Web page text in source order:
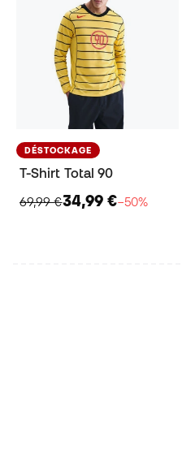
DÉSTOCKAGE
T-Shirt Total 90
69,99 €34,99 €−50%